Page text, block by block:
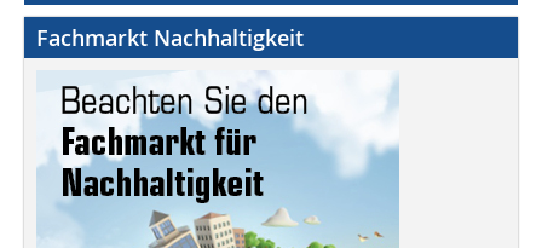
Fachmarkt Nachhaltigkeit